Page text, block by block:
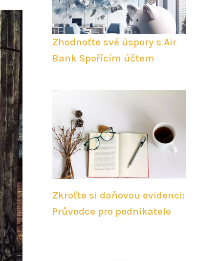
Zhodnoťte své úspory s Air
Bank Spořícím účtem
Zkroťte si daňovou evidenci:
Průvodce pro podnikatele